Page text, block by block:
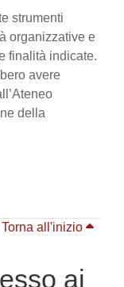
strumenti
organizzative e
finalità indicate.
avere
della
Torna all'inizio
ai